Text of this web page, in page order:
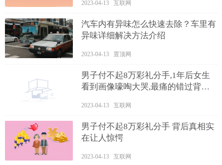
2023-04-13 互联网
汽车内有异味怎么快速去除？车里有
异味详细解决方法介绍
2023-04-13 置顶网
男子付不起8万彩礼分手,1年后女生
看到画像嚎啕大哭,最痛的错过背后
2023-04-13 互联网
男子付不起8万彩礼分手 背后真相实
在让人惊愕
2023-04-13 互联网